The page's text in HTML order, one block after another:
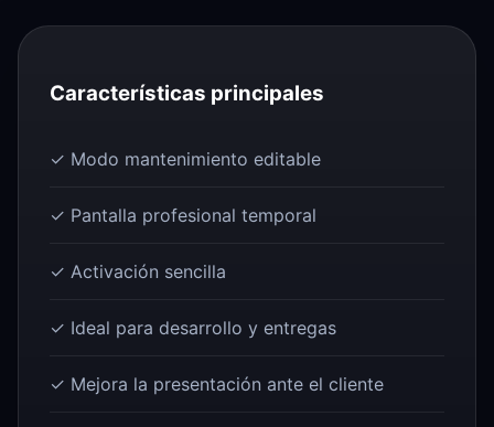
Características principales
✓ Modo mantenimiento editable
✓ Pantalla profesional temporal
✓ Activación sencilla
✓ Ideal para desarrollo y entregas
✓ Mejora la presentación ante el cliente